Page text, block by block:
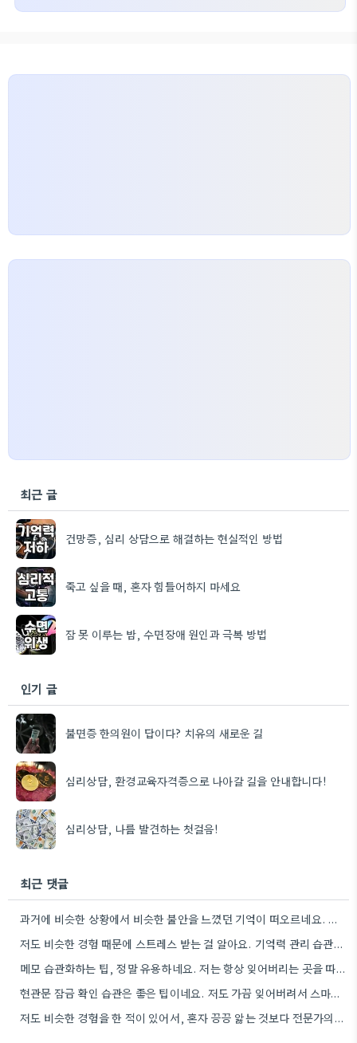
최근 글
건망증, 심리 상담으로 해결하는 현실적인 방법
죽고 싶을 때, 혼자 힘들어하지 마세요
잠 못 이루는 밤, 수면장애 원인과 극복 방법
인기 글
불면증 한의원이 답이다? 치유의 새로운 길
심리상담, 환경교육자격증으로 나아갈 길을 안내합니다!
심리상담, 나를 발견하는 첫걸음!
최근 댓글
과거에 비슷한 상황에서 비슷한 불안을 느꼈던 기억이 떠오르네요. 그 당시 경험을 제대로 정리하지 못해서인지, 지금도…
저도 비슷한 경험 때문에 스트레스 받는 걸 알아요. 기억력 관리 습관을 만들려고 노력하는 것도 좋지만,…
메모 습관화하는 팁, 정말 유용하네요. 저는 항상 잊어버리는 곳을 따로 챙겨두는 습관을 들이려고 노력하고 있어요.
현관문 잠금 확인 습관은 좋은 팁이네요. 저도 가끔 잊어버려서 스마트폰으로 찍어두는 걸 고려해봐야겠어요.
저도 비슷한 경험을 한 적이 있어서, 혼자 끙끙 앓는 것보다 전문가의 도움을 받는 게 정말…